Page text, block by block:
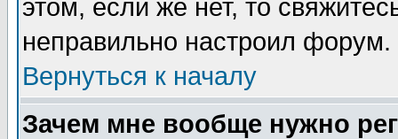
этом, если же нет, то
неправильно настроил форум.
Вернуться к началу
Зачем мне вообще нужно